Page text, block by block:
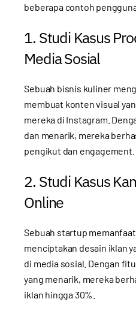
beberapa contoh
1. Studi Kasus
Media Sosial
Sebuah bisnis kuliner
membuat konten visual
mereka di Instagram.
dan menarik, mereka
pengikut dan engagement.
2. Studi Kasus
Online
Sebuah startup
menciptakan desain iklan
di media sosial. Dengan
yang menarik, mereka
iklan hingga 30%.